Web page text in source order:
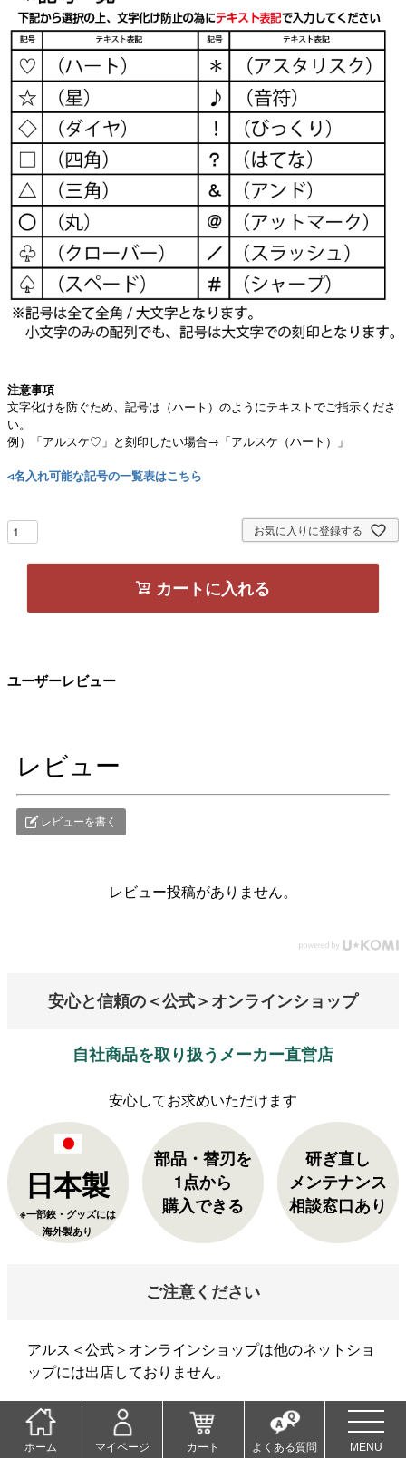
注意事項
文字化けを防ぐため、記号は（ハート）のようにテキストでご指示くださ
い。
例）「アルスケ♡」と刻印したい場合→「アルスケ（ハート）」
◃名入れ可能な記号の一覧表はこちら
お気に入りに登録する
カートに入れる
ユーザーレビュー
レビュー
レビューを書く
レビュー投稿がありません。
安心と信頼の＜公式＞オンラインショップ
自社商品を取り扱うメーカー直営店
日本製
※一部鋏・グッズには
海外製あり
部品・替刃を
1点から
購入できる
研ぎ直し
メンテナンス
相談窓口あり
ご注意ください
アルス＜公式＞オンラインショップは他のネットショ
ップには出店しておりません。
当店以外でご購入された商品の返品・交換は承れませ
ん。ご了承くださいませ。
ホーム マイページ カート よくある質問 MENU